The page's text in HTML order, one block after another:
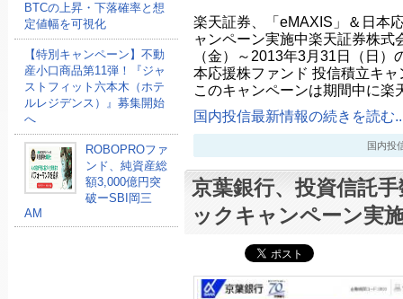
BTCの上昇・下落確率と想
定値幅を可視化
【特別キャンペーン】不動
産小口商品第11弾！『ジャ
ストフィット六本木（ホテ
ルレジデンス）』募集開始
へ
ROBOPROファ
ンド、純資産総
額3,000億円突
破ーSBI岡三
AM
楽天証券、「eMAXIS」＆日本
ャンペーン実施中楽天証券株式
（金）～2013年3月31日（日
本応援株ファンド 投信積立キ
このキャンペーンは期間中に
国内投信最新情報の続きを読む
国内投
京葉銀行、投資信託
ックキャンペーン実